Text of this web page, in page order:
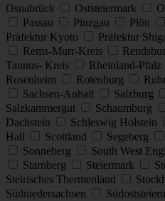
Osnabrück
Oststeiermark
Passau
Pinzgau Plön
Präfektur Kyoto
Präfektur
Rems-Murr-Kreis
Taunus- Kreis
Rheinland-Pfalz
Rosenheim
Rotenburg
Sachsen-Anhalt
Salzburg
Salzkammergut
Schaumburg
Dachstein
Schleswig Holstein
Hall
Scottland Segeberg
Sonneberg
South West
Starnberg
Steiermark
Steirisches Thermenland
Südniedersachsen